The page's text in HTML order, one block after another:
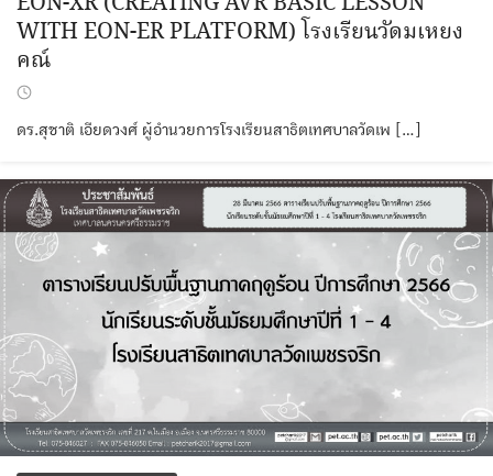
WITH EON-ER PLATFORM) โรงเรียนวัดมเหยง
คณ์
ดร.สุชาติ เอียดวงศ์ ผู้อำนวยการโรงเรียนสาธิตเทศบาลวัดเพ […]